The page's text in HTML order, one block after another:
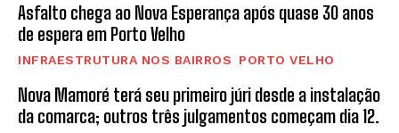
Asfalto chega ao Nova Esperança após quase 30 anos
de espera em Porto Velho
INFRAESTRUTURA NOS BAIRROS PORTO VELHO
Nova Mamoré terá seu primeiro júri desde a instalação
da comarca; outros três julgamentos começam dia 12.